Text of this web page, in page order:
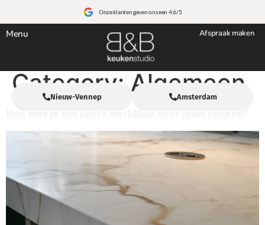
Onze klanten geven ons een 4.6/5
Menu Afspraak maken
Nieuw-Vennep Amsterdam
Category: Algemeen